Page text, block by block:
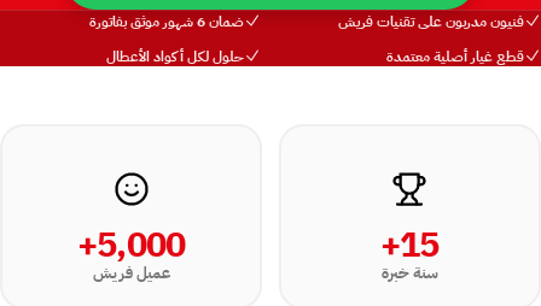
فنيون مدربون على تقنيات فريش
ضمان 6 شهور موثق بفاتورة
قطع غيار أصلية معتمدة
حلول لكل أكواد الأعطال
15+
سنة خبرة
5,000+
عميل فريش